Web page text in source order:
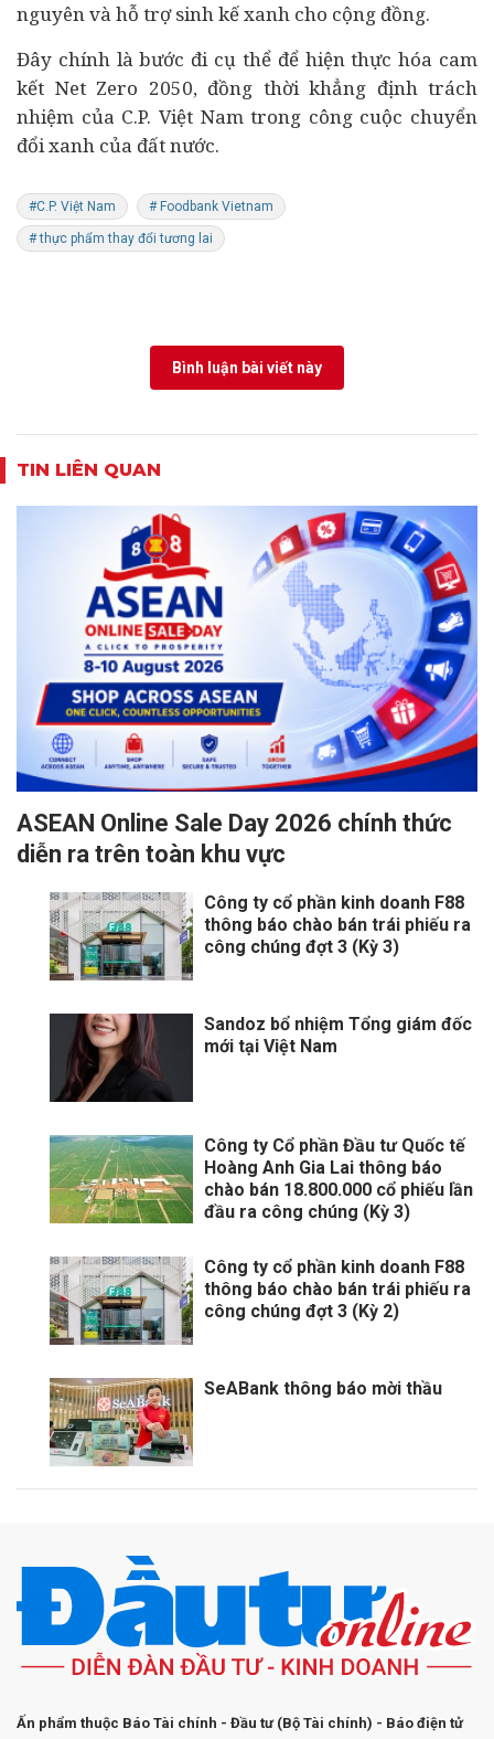
nguyên và hỗ trợ sinh kế xanh cho cộng đồng.
Đây chính là bước đi cụ thể để hiện thực hóa cam
kết Net Zero 2050, đồng thời khẳng định trách
nhiệm của C.P. Việt Nam trong công cuộc chuyển
đổi xanh của đất nước.
#C.P. Việt Nam # Foodbank Vietnam
# thực phẩm thay đổi tương lai
Bình luận bài viết này
TIN LIÊN QUAN
ASEAN Online Sale Day 2026 chính thức
diễn ra trên toàn khu vực
Công ty cổ phần kinh doanh F88
thông báo chào bán trái phiếu ra
công chúng đợt 3 (Kỳ 3)
Sandoz bổ nhiệm Tổng giám đốc
mới tại Việt Nam
Công ty Cổ phần Đầu tư Quốc tế
Hoàng Anh Gia Lai thông báo
chào bán 18.800.000 cổ phiếu lần
đầu ra công chúng (Kỳ 3)
Công ty cổ phần kinh doanh F88
thông báo chào bán trái phiếu ra
công chúng đợt 3 (Kỳ 2)
SeABank thông báo mời thầu
Ấn phẩm thuộc Báo Tài chính - Đầu tư (Bộ Tài chính) - Báo điện tử